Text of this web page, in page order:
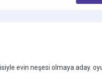
evin neşesi olmaya aday.